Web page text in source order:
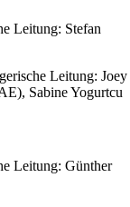
Leitung: Stefan
Leitung: Joey
Sabine Yogurtcu
Leitung: Günther